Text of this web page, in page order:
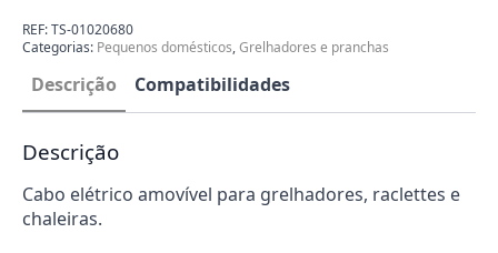
Grelhador
|
Chaleira
TS-
01020680
REF:TS-01020680
Categorias: Pequenos domésticos,Grelhadores e pranchas
Descrição Compatibilidades
Descrição
Cabo elétrico amovível para grelhadores, raclettes e
chaleiras.